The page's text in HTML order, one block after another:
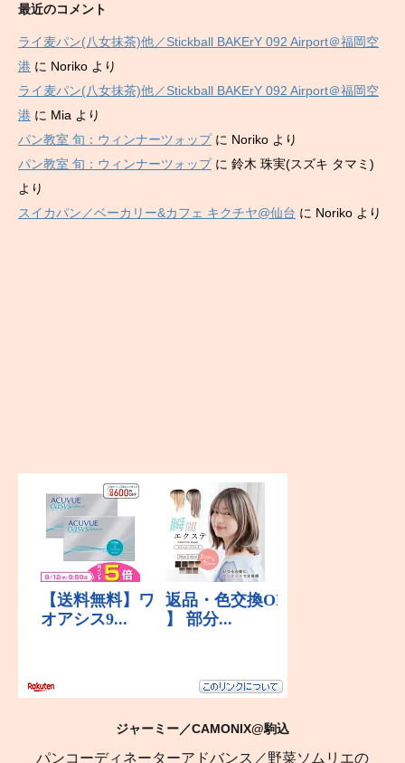
最近のコメント
ライ麦パン(八女抹茶)他／Stickball BAKErY 092 Airport＠福岡空
港 に Noriko より
ライ麦パン(八女抹茶)他／Stickball BAKErY 092 Airport＠福岡空
港 に Mia より
パン教室 旬：ウィンナーツォップに Noriko より
パン教室 旬：ウィンナーツォップに 鈴木 珠実(スズキ タマミ)
より
スイカパン／ベーカリー&カフェ キクチヤ@仙台 に Noriko より
ジャーミー／CAMONIX@駒込
パンコーディネーターアドバンス／野菜ソムリエの